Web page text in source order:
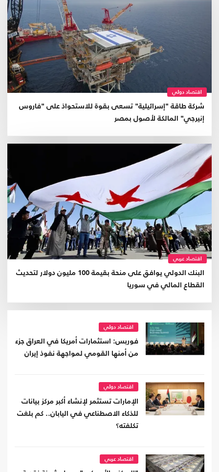
اقتصاد دولي
شركة طاقة "إسرائيلية" تسعى بقوة للاستحواذ على "فاروس
إنيرجي" المالكة لأصول بمصر
اقتصاد عربي
البنك الدولي يوافق على منحة بقيمة 100 مليون دولار لتحديث
القطاع المالي في سوريا
اقتصاد دولي
فوربس: استثمارات أمريكا في العراق جزء
من أمنها القومي لمواجهة نفوذ إيران
اقتصاد دولي
الإمارات تستثمر لإنشاء أكبر مركز بيانات
للذكاء الاصطناعي في اليابان.. كم بلغت
تكلفته؟
اقتصاد عربي